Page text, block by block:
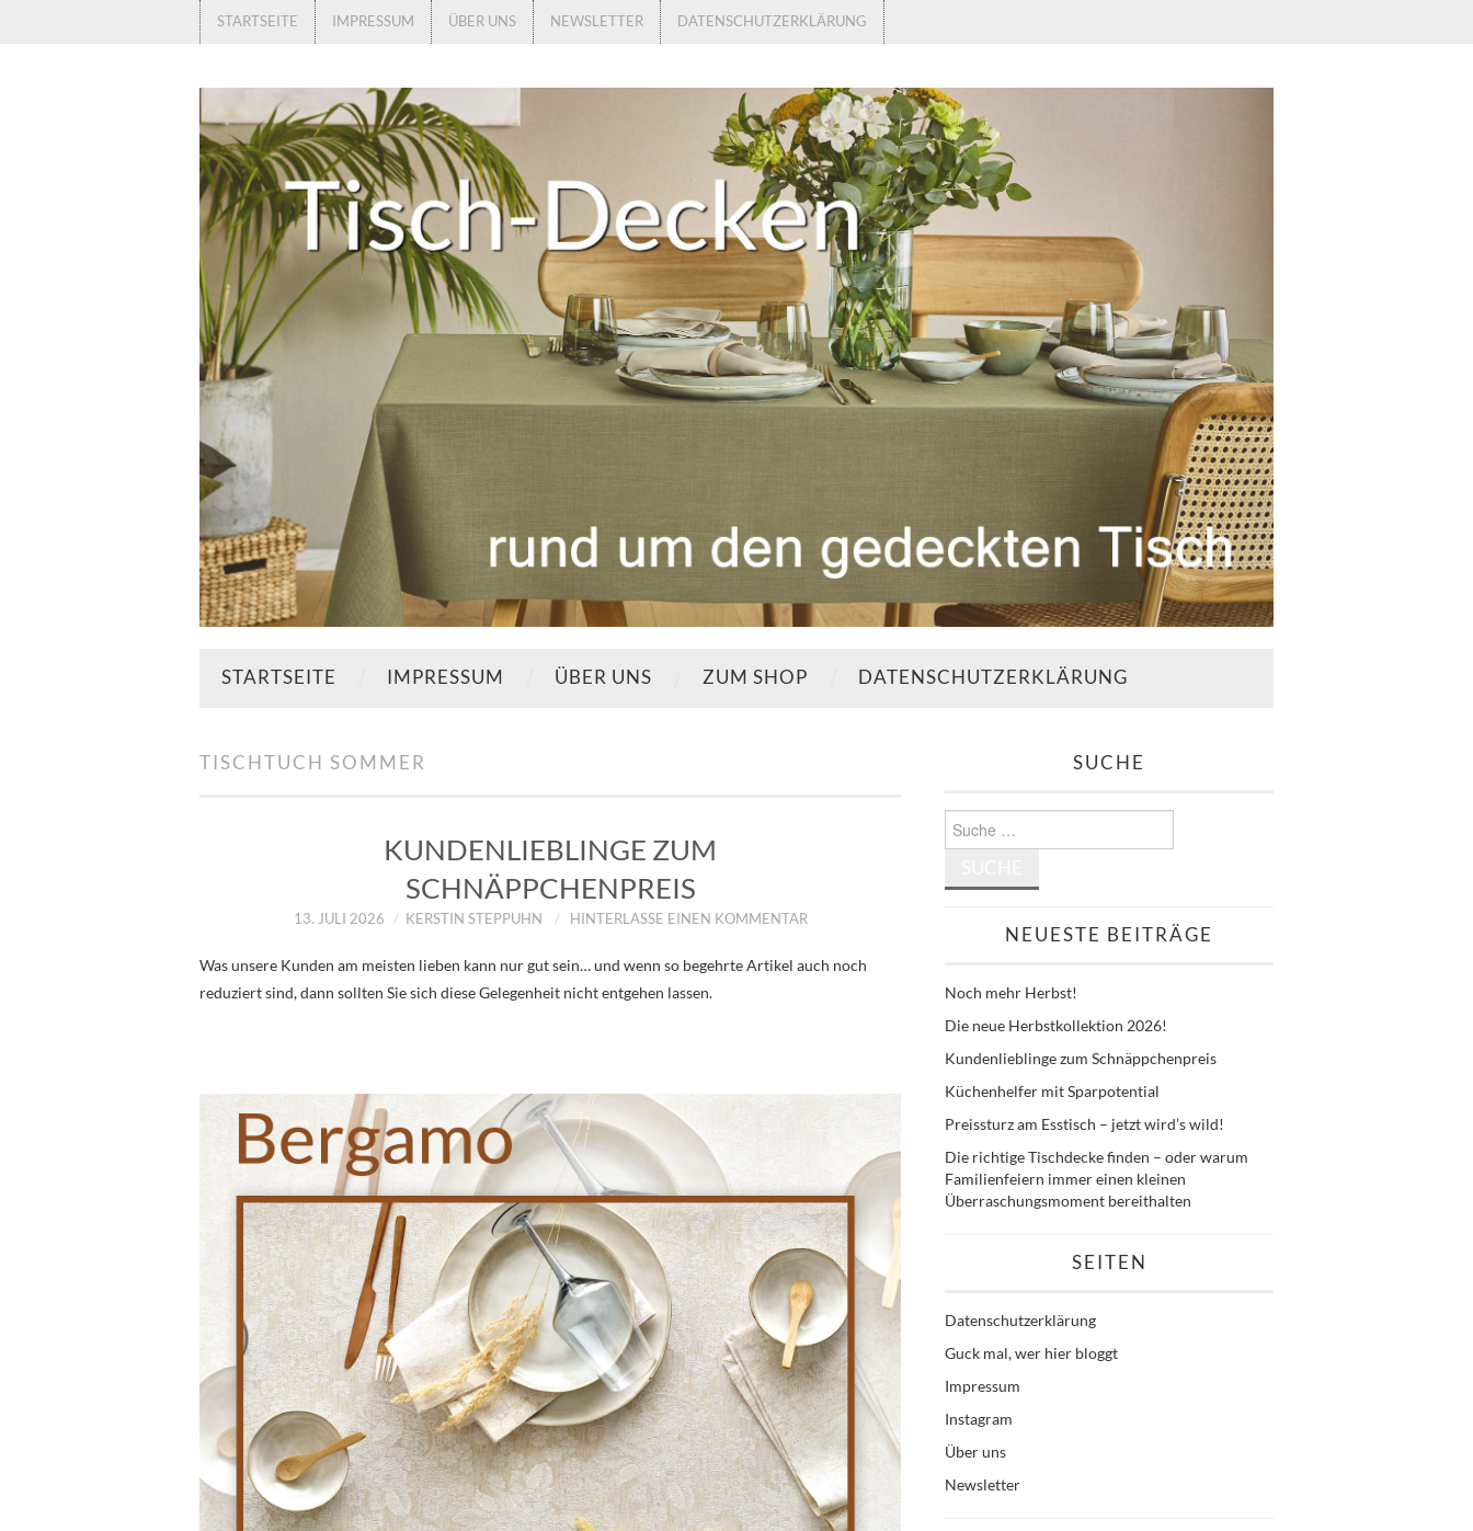
STARTSEITE IMPRESSUM ÜBER UNS NEWSLETTER DATENSCHUTZERKLÄRUNG
STARTSEITE IMPRESSUM ÜBER UNS ZUM SHOP DATENSCHUTZERKLÄRUNG
TISCHTUCH SOMMER
KUNDENLIEBLINGE ZUM
SCHNÄPPCHENPREIS
13. JULI 2026 KERSTIN STEPPUHN HINTERLASSE EINEN KOMMENTAR
Was unsere Kunden am meisten lieben kann nur gut sein… und wenn so begehrte Artikel auch noch
reduziert sind, dann sollten Sie sich diese Gelegenheit nicht entgehen lassen.
SUCHE
Suche
nach:
NEUESTE BEITRÄGE
Noch mehr Herbst!
Die neue Herbstkollektion 2026!
Kundenlieblinge zum Schnäppchenpreis
Küchenhelfer mit Sparpotential
Preissturz am Esstisch – jetzt wird’s wild!
Die richtige Tischdecke finden – oder warum
Familienfeiern immer einen kleinen
Überraschungsmoment bereithalten
SEITEN
Datenschutzerklärung
Guck mal, wer hier bloggt
Impressum
Instagram
Über uns
Newsletter